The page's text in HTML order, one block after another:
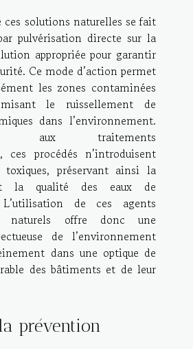
ces solutions naturelles se fait
pulvérisation directe sur la
appropriée pour garantir
Ce mode d’action permet
les zones contaminées
le ruissellement de
dans l’environnement.
aux traitements
ces procédés n’introduisent
toxiques, préservant ainsi la
la qualité des eaux de
L’utilisation de ces agents
naturels offre donc une
de l’environnement
dans une optique de
des bâtiments et de leur
prévention